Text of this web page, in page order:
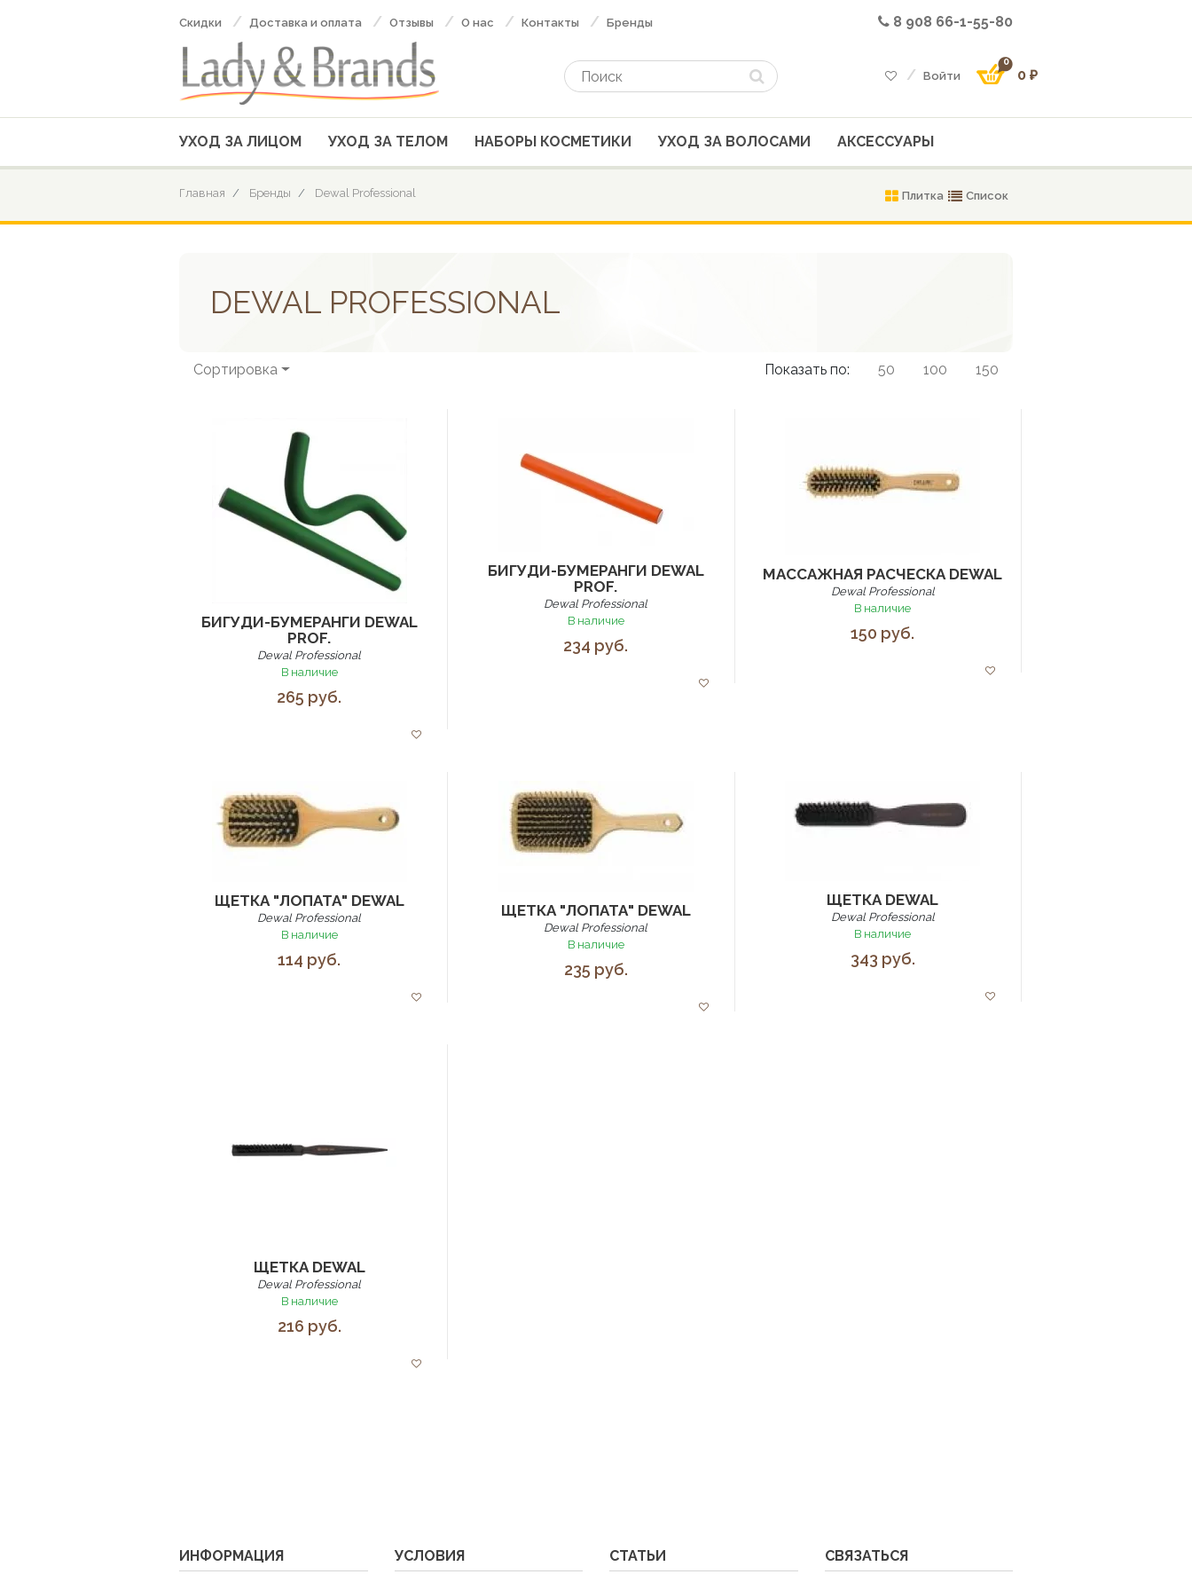
Скидки Доставка и оплата Отзывы О нас Контакты Бренды 8 908 66-1-55-80
Войти
0
0 ₽
УХОД ЗА ЛИЦОМ УХОД ЗА ТЕЛОМ НАБОРЫ КОСМЕТИКИ УХОД ЗА ВОЛОСАМИ АКСЕССУАРЫ
Главная Бренды Dewal Professional Плитка Список
DEWAL PROFESSIONAL
Сортировка Показать по: 50 100 150
БИГУДИ-БУМЕРАНГИ DEWAL
PROF.
Dewal Professional
В наличие
265 руб.
БИГУДИ-БУМЕРАНГИ DEWAL
PROF.
Dewal Professional
В наличие
234 руб.
МАССАЖНАЯ РАСЧЕСКА DEWAL
Dewal Professional
В наличие
150 руб.
ЩЕТКА "ЛОПАТА" DEWAL
Dewal Professional
В наличие
114 руб.
ЩЕТКА "ЛОПАТА" DEWAL
Dewal Professional
В наличие
235 руб.
ЩЕТКА DEWAL
Dewal Professional
В наличие
343 руб.
ЩЕТКА DEWAL
Dewal Professional
В наличие
216 руб.
ИНФОРМАЦИЯ УСЛОВИЯ СТАТЬИ СВЯЗАТЬСЯ